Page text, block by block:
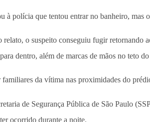
à polícia que tentou entrar no banheiro, mas
o suspeito conseguiu fugir retornando
dentro, além de marcas de mãos no teto
da vítima nas proximidades do
de Segurança Pública de São Paulo
ocorrido durante a noite.